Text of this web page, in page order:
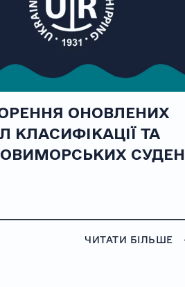
ОНОВЛЕНИХ
КЛАСИФІКАЦІЇ ТА
СУДЕН
ЧИТАТИ БІЛЬШЕ